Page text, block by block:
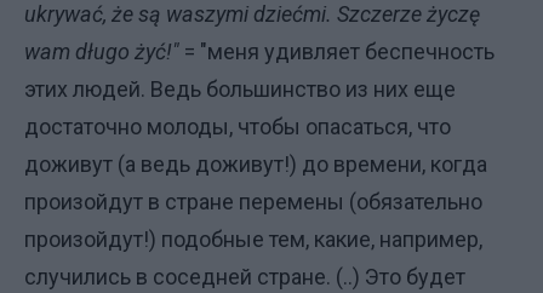
ukrywać, że są waszymi dziećmi. Szczerze życzę
wam długo żyć!" = "меня удивляет беспечность
этих людей. Ведь большинство из них еще
достаточно молоды, чтобы опасаться, что
доживут (а ведь доживут!) до времени, когда
произойдут в стране перемены (обязательно
произойдут!) подобные тем, какие, например,
случились в соседней стране. (..) Это будет